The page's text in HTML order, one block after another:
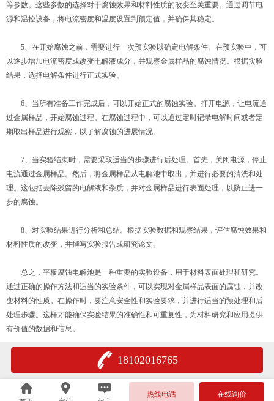
等参数。这些参数的选择对于腐蚀效果和材料性质的改变至关重要。通过调节电
源和温控设备，将电流密度和温度设置到预定值，并确保其稳定。
5、在开始腐蚀之前，需要进行一次预实验以确定电解条件。在预实验中，可
以逐步增加电流密度或改变电解液成分，并观察金属样品的腐蚀情况。根据实验
结果，选择电解条件进行正式实验。
6、当所有准备工作完成后，可以开始正式的腐蚀实验。打开电源，让电流通
过金属样品，开始腐蚀过程。在腐蚀过程中，可以通过定时记录电解时间或者定
期取出样品进行观察，以了解腐蚀的进展情况。
7、当实验结束时，需要采取适当的步骤进行后处理。首先，关闭电源，停止
电流通过金属样品。然后，将金属样品从电解池中取出，并进行必要的清洗和处
理。这包括去除残留的电解液和杂质，并对金属样品进行表面处理，以防止进一
步的腐蚀。
8、对实验结果进行分析和总结。根据实验数据和观察结果，评估腐蚀效果和
材料性质的改变，并撰写实验报告或研究论文。
总之，平板腐蚀电解池是一种重要的实验设备，用于材料表面处理和研究。
通过正确的操作方法和适当的实验条件，可以实现对金属样品表面的腐蚀，并改
变材料的性质。在操作时，要注意安全性和实验要求，并进行适当的预处理和后
处理步骤。这样才能确保实验结果的准确性和可重复性，为材料研究和应用提供
有价值的数据和信息。
18102016765
热线电话 在线询价